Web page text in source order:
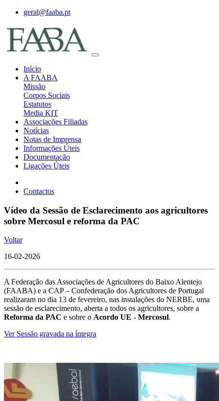
geral@faaba.pt
Início
A FAABA
Missão
Corpos Sociais
Estatutos
Media KIT
Associações Filiadas
Notícias
Notas de Imprensa
Informações Úteis
Documentação
Ligações Úteis
Contactos
Vídeo da Sessão de Esclarecimento aos agricultores
sobre Mercosul e reforma da PAC
Voltar
16-02-2026
A Federação das Associações de Agricultores do Baixo Alentejo
(FAABA) e a CAP – Confederação dos Agricultores de Portugal
realizaram no dia 13 de fevereiro, nas instalações do NERBE, uma
sessão de esclarecimento, aberta a todos os agricultores, sobre a
Reforma da PAC e sobre o Acordo UE - Mercosul.
Ver Sessão gravada na íntegra